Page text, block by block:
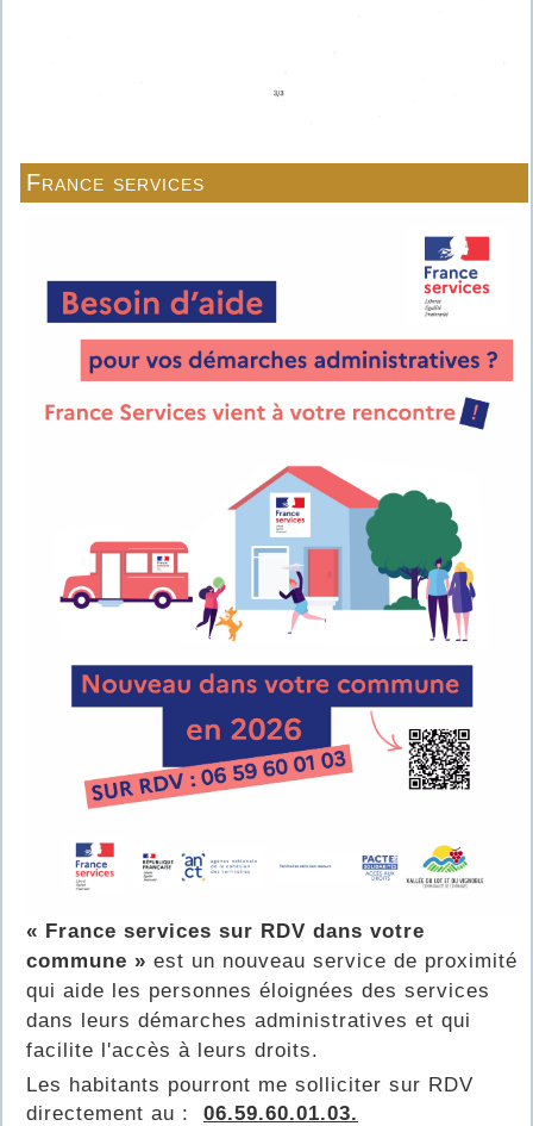
France services
« France services sur RDV dans votre
commune » est un nouveau service de proximité
qui aide les personnes éloignées des services
dans leurs démarches administratives et qui
facilite l'accès à leurs droits.
Les habitants pourront me solliciter sur RDV
directement au : 06.59.60.01.03.